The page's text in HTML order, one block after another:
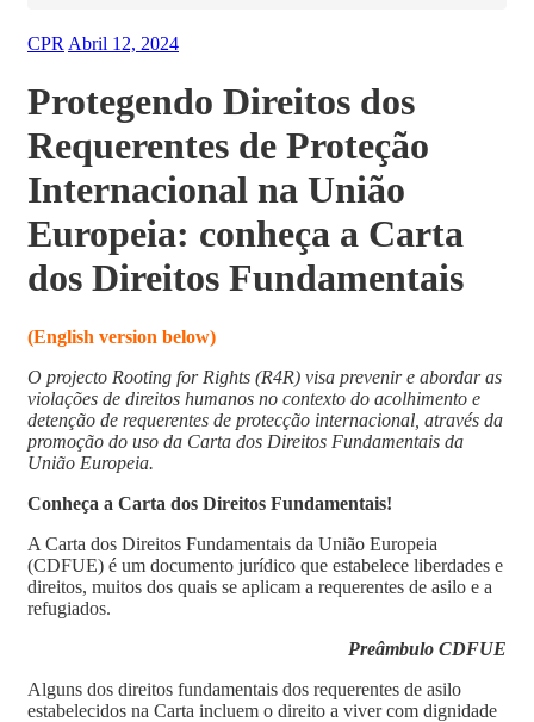
CPR Abril 12, 2024
Protegendo Direitos dos
Requerentes de Proteção
Internacional na União
Europeia: conheça a Carta
dos Direitos Fundamentais
(English version below)
O projecto Rooting for Rights (R4R) visa prevenir e abordar as
violações de direitos humanos no contexto do acolhimento e
detenção de requerentes de protecção internacional, através da
promoção do uso da Carta dos Direitos Fundamentais da
União Europeia.
Conheça a Carta dos Direitos Fundamentais!
A Carta dos Direitos Fundamentais da União Europeia
(CDFUE) é um documento jurídico que estabelece liberdades e
direitos, muitos dos quais se aplicam a requerentes de asilo e a
refugiados.
Preâmbulo CDFUE
Alguns dos direitos fundamentais dos requerentes de asilo
estabelecidos na Carta incluem o direito a viver com dignidade